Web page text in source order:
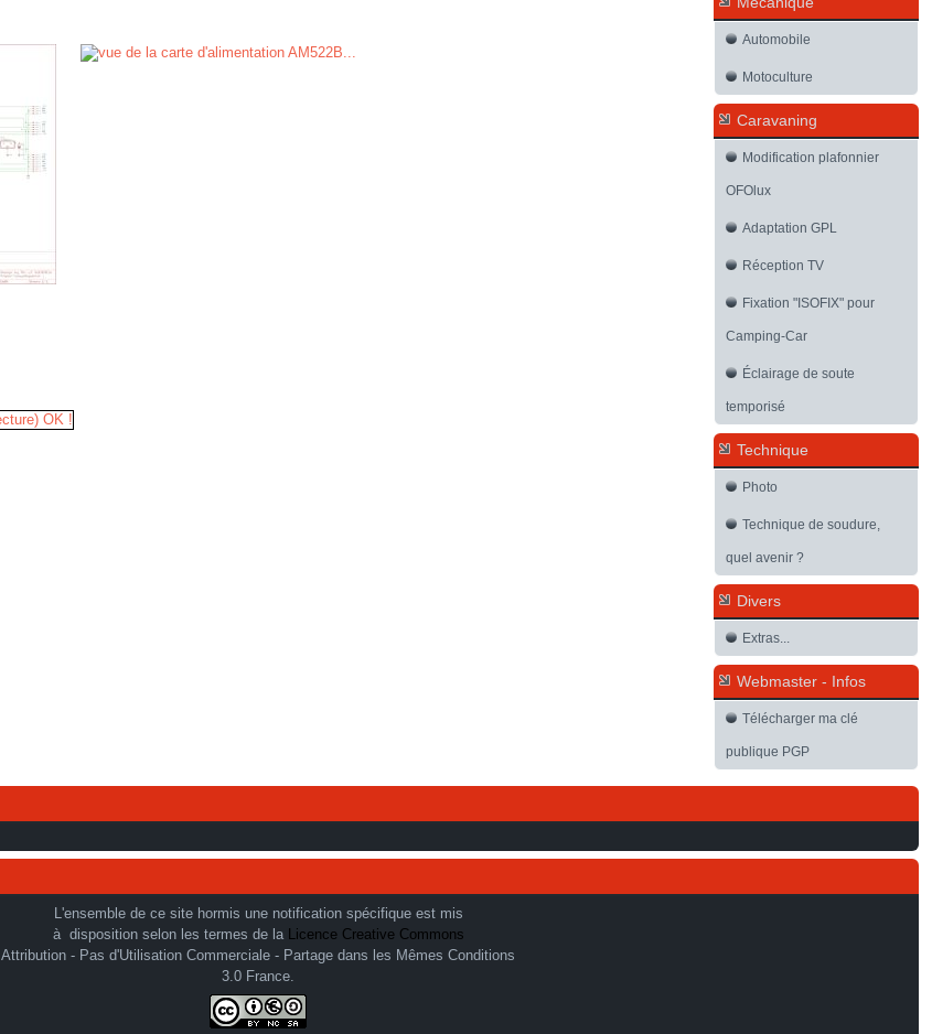
Automobile
Motoculture
Caravaning
Modification plafonnier
OFOlux
Adaptation GPL
Réception TV
Fixation "ISOFIX" pour
Camping-Car
Éclairage de soute
temporisé
Technique
Photo
Technique de soudure,
quel avenir ?
Divers
Extras...
Webmaster - Infos
Télécharger ma clé
publique PGP
L'ensemble de ce site hormis une notification spécifique est mis
à disposition selon les termes de la Licence Creative Commons
Attribution - Pas d'Utilisation Commerciale - Partage dans les Mêmes Conditions
3.0 France.